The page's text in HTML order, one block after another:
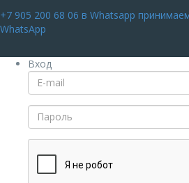
+7 905 200 68 06 в Whatsapp
WhatsApp
Вход